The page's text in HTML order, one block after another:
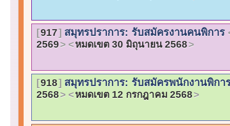
917 สมุทรปราการ: รับสมัครงานคนพิการ
2569 หมดเขต 30 มิถุนายน 2568
918 สมุทรปราการ: รับสมัครพนักงานพิกา
2568 หมดเขต 12 กรกฎาคม 2568